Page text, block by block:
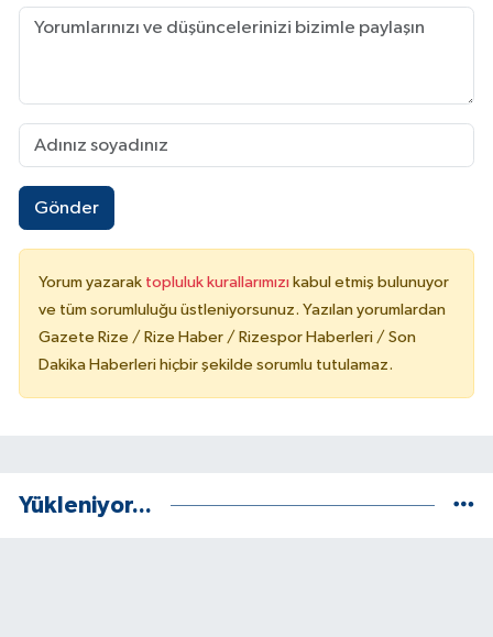
Gönder
Yorum yazarak topluluk kurallarımızı kabul etmiş bulunuyor
ve tüm sorumluluğu üstleniyorsunuz. Yazılan yorumlardan
Gazete Rize / Rize Haber / Rizespor Haberleri / Son
Dakika Haberleri hiçbir şekilde sorumlu tutulamaz.
Yükleniyor...